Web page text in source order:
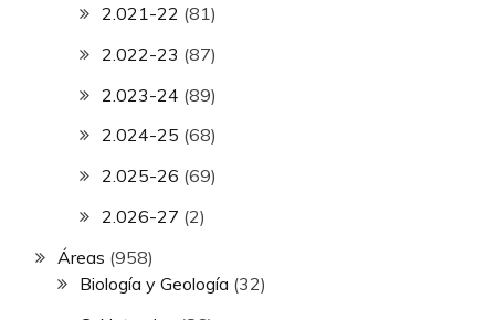
2.021-22 (81)
2.022-23 (87)
2.023-24 (89)
2.024-25 (68)
2.025-26 (69)
2.026-27 (2)
Áreas (958)
Biología y Geología (32)